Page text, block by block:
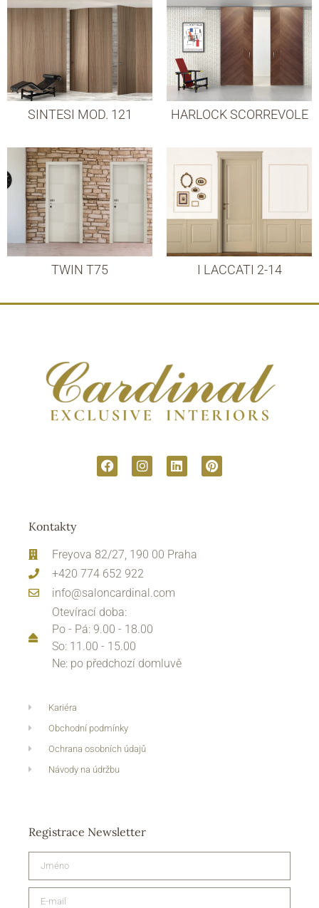
SINTESI MOD. 121 HARLOCK SCORREVOLE
TWIN T75 I LACCATI 2-14
Kontakty
Freyova 82/27, 190 00 Praha
+420 774 652 922
info@saloncardinal.com
Otevírací doba:
Po - Pá: 9.00 - 18.00
So: 11.00 - 15.00
Ne: po předchozí domluvě
Kariéra
Obchodní podmínky
Ochrana osobních údajů
Návody na údržbu
Registrace Newsletter